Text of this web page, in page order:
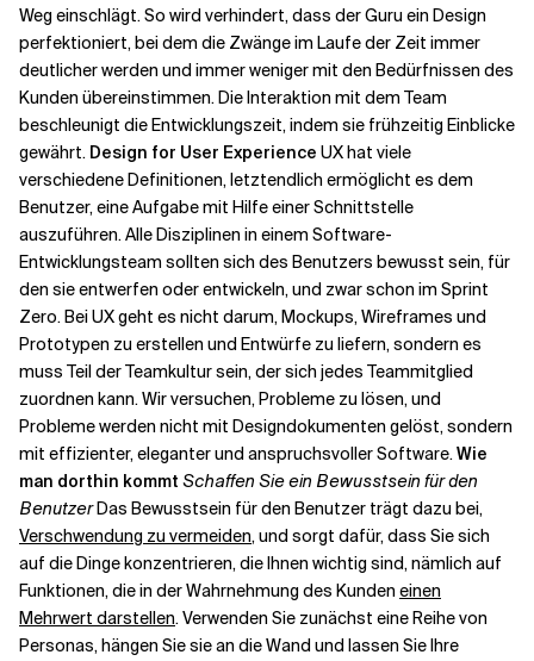
Verwandte Themen
Weg einschlägt. So wird verhindert, dass der Guru ein Design
perfektioniert, bei dem die Zwänge im Laufe der Zeit immer
deutlicher werden und immer weniger mit den Bedürfnissen des
Kunden übereinstimmen. Die Interaktion mit dem Team
beschleunigt die Entwicklungszeit, indem sie frühzeitig Einblicke
gewährt. Design for User Experience UX hat viele
verschiedene Definitionen, letztendlich ermöglicht es dem
Benutzer, eine Aufgabe mit Hilfe einer Schnittstelle
auszuführen. Alle Disziplinen in einem Software-
Entwicklungsteam sollten sich des Benutzers bewusst sein, für
den sie entwerfen oder entwickeln, und zwar schon im Sprint
Zero. Bei UX geht es nicht darum, Mockups, Wireframes und
Prototypen zu erstellen und Entwürfe zu liefern, sondern es
muss Teil der Teamkultur sein, der sich jedes Teammitglied
zuordnen kann. Wir versuchen, Probleme zu lösen, und
Probleme werden nicht mit Designdokumenten gelöst, sondern
mit effizienter, eleganter und anspruchsvoller Software.Wie
man dorthin kommt Schaffen Sie ein Bewusstsein für den
BenutzerDas Bewusstsein für den Benutzer trägt dazu bei,
Verschwendung zu vermeiden, und sorgt dafür, dass Sie sich
auf die Dinge konzentrieren, die Ihnen wichtig sind, nämlich auf
Funktionen, die in der Wahrnehmung des Kunden einen
Mehrwert darstellen. Verwenden Sie zunächst eine Reihe von
Personas, hängen Sie sie an die Wand und lassen Sie Ihre